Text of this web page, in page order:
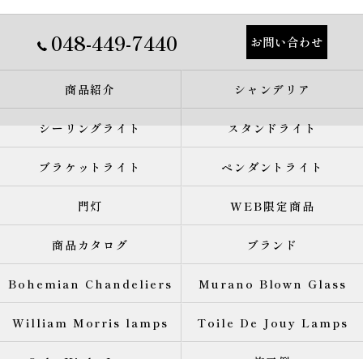
048-449-7440 お問い合わせ
商品紹介 シャンデリア
シーリングライト スタンドライト
ブラケットライト ペンダントライト
門灯 WEB限定商品
商品カタログ ブランド
Bohemian Chandeliers Murano Blown Glass
William Morris lamps Toile De Jouy Lamps